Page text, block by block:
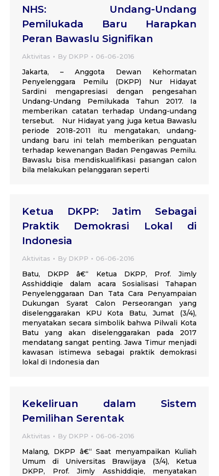
NHS: Undang-Undang
Pemilukada Baru Harapkan
Peran Bawaslu Signifikan
Aktivitas By DKPP 06-06-2016
Jakarta, – Anggota Dewan Kehormatan
Penyelenggara Pemilu (DKPP) Nur Hidayat
Sardini mengapresiasi dengan pengesahan
Undang-Undang Pemilukada Tahun 2017. Ia
memberikan catatan terhadap Undang-undang
tersebut. Nur Hidayat yang juga ketua Bawaslu
periode 2018-2011 itu mengatakan, undang-
undang baru ini telah memberikan penguatan
terhadap kewenangan Badan Pengawas Pemilu.
Bawaslu bisa mendiskualifikasi pasangan calon
bila melakukan pelanggaran seperti
Ketua DKPP: Jatim Sebagai
Praktik Demokrasi Lokal di
Indonesia
Aktivitas By DKPP 06-06-2016
Batu, DKPP â€“ Ketua DKPP, Prof. Jimly
Asshiddiqie dalam acara Sosialisasi Tahapan
Penyelenggaraan Dan Tata Cara Penyampaian
Dukungan Syarat Calon Perseorangan yang
diselenggarakan KPU Kota Batu, Jumat (3/4),
menyatakan secara simbolik bahwa Pilwali Kota
Batu yang akan diselenggarakan pada 2017
mendatang sangat penting. Jawa Timur menjadi
kawasan istimewa sebagai praktik demokrasi
lokal di Indonesia dan
Kekeliruan dalam Sistem
Pemilihan Serentak
Aktivitas By DKPP 06-06-2016
Malang, DKPP â€“ Saat menyampaikan Kuliah
Umum di Universitas Brawijaya (3/4), Ketua
DKPP, Prof. Jimly Asshiddiqie, menyatakan